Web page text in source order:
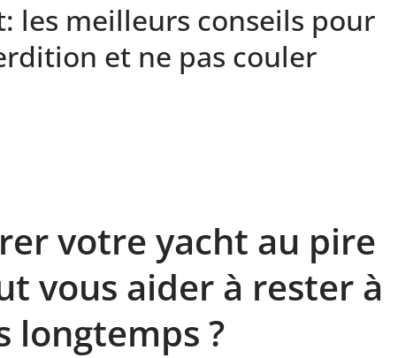
les meilleurs conseils pour
et ne pas couler
votre yacht au pire
vous aider à rester à
longtemps ?